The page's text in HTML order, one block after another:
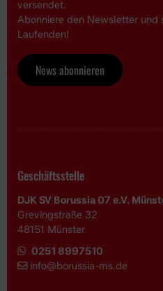
versendet.
Abonniere den Newsletter und
Laufenden!
News abonnieren
Geschäftsstelle
DJK SV Borussia 07 e.V.
Grevingstraße 32
48151 Münster
0251 8997510
info@borussia-ms.de